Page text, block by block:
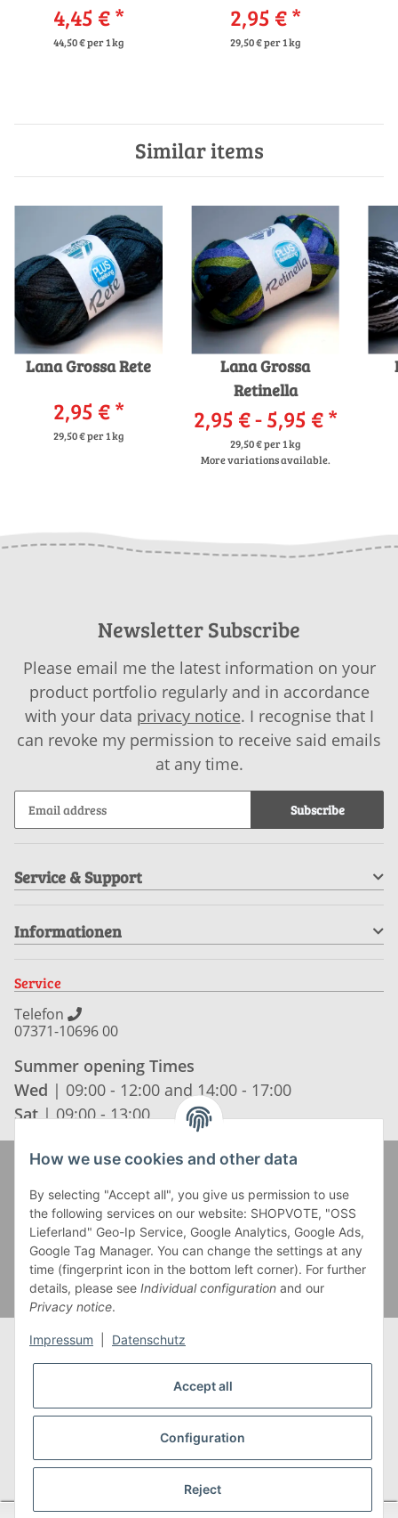
4,45 €*
44,50 € per 1 kg
2,95 €*
29,50 € per 1 kg
Similar items
Lana Grossa Rete
2,95 €*
29,50 € per 1 kg
Lana Grossa
Retinella
2,95 € -5,95 €*
29,50 € per 1 kg
More variations available.
Newsletter Subscribe
Please email me the latest information on your
product portfolio regularly and in accordance
with your data privacy notice. I recognise that I
can revoke my permission to receive said emails
at any time.
Subscribe
Service & Support
Informationen
Service
Telefon
07371-10696 00
Summer opening Times
Wed | 09:00 - 12:00 and 14:00 - 17:00
Sat | 09:00 - 13:00
* Alle Preise inkl. gesetzlicher USt., zzgl.Versand
** Gilt für Lieferungen innerhalb Deutschlands,
Lieferzeiten für andere Länder entnehmen Sie bitte
Versandkostenübersicht
How we use cookies and other data
By selecting "Accept all", you give us permission to use
the following services on our website: SHOPVOTE, "OSS
Lieferland" Geo-Ip Service, Google Analytics, Google Ads,
Google Tag Manager. You can change the settings at any
time (fingerprint icon in the bottom left corner). For further
details, please see Individual configuration and our
Privacy notice.
Impressum Datenschutz
Accept all
Configuration
Reject
SEHR GUT (4.95 / 5)